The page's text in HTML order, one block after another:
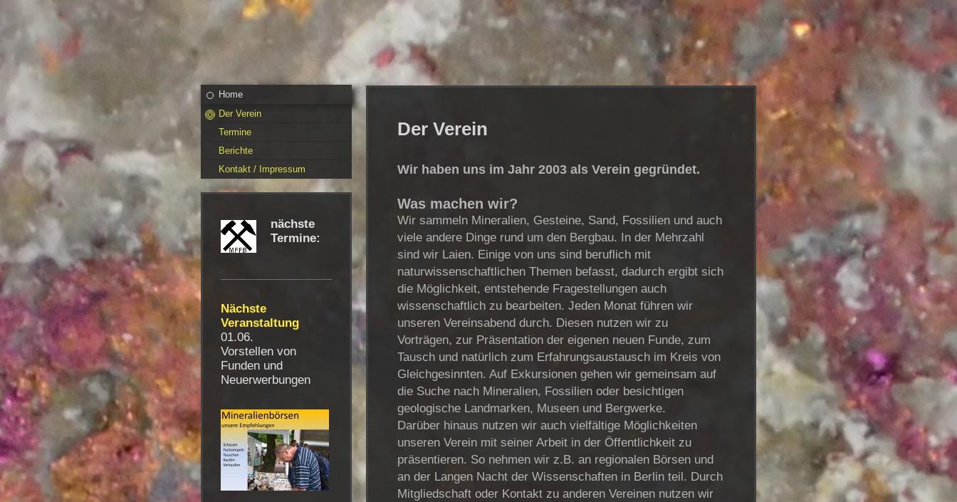
Home
Der Verein
Termine
Berichte
Kontakt / Impressum
nächste
Termine:
Nächste
Veranstaltung
01.06.
Vorstellen von
Funden und
Neuerwerbungen
Der Verein
Wir haben uns im Jahr 2003 als Verein gegründet.
Was machen wir?
Wir sammeln Mineralien, Gesteine, Sand, Fossilien und auch
viele andere Dinge rund um den Bergbau. In der Mehrzahl
sind wir Laien. Einige von uns sind beruflich mit
naturwissenschaftlichen Themen befasst, dadurch ergibt sich
die Möglichkeit, entstehende Fragestellungen auch
wissenschaftlich zu bearbeiten. Jeden Monat führen wir
unseren Vereinsabend durch. Diesen nutzen wir zu
Vorträgen, zur Präsentation der eigenen neuen Funde, zum
Tausch und natürlich zum Erfahrungsaustausch im Kreis von
Gleichgesinnten. Auf Exkursionen gehen wir gemeinsam auf
die Suche nach Mineralien, Fossilien oder besichtigen
geologische Landmarken, Museen und Bergwerke.
Darüber hinaus nutzen wir auch vielfältige Möglichkeiten
unseren Verein mit seiner Arbeit in der Öffentlichkeit zu
präsentieren. So nehmen wir z.B. an regionalen Börsen und
an der Langen Nacht der Wissenschaften in Berlin teil. Durch
Mitgliedschaft oder Kontakt zu anderen Vereinen nutzen wir